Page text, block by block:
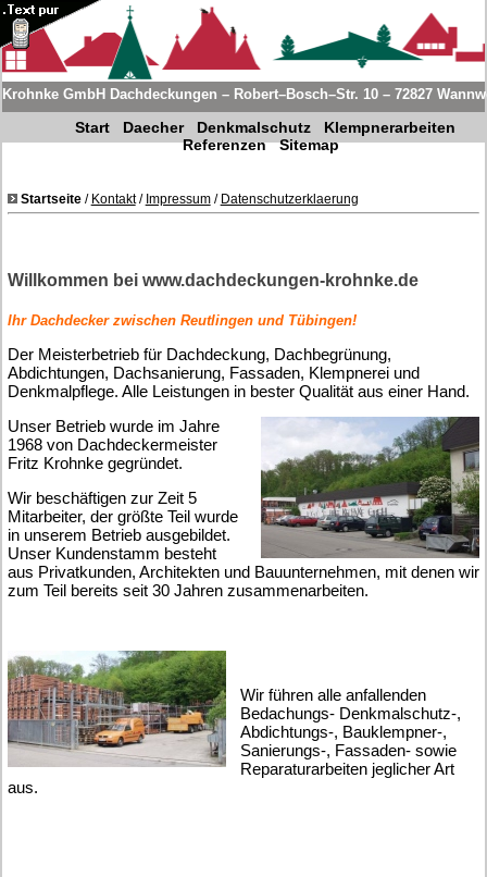
Krohnke GmbH Dachdeckungen – Robert–Bosch–Str. 10 – 72827
Start Daecher Denkmalschutz
Klempnerarbeiten
Referenzen
Sitemap
Startseite/ Kontakt/ Impressum/ Datenschutzerklaerung
Willkommen bei www.dachdeckungen-krohnke.de
Ihr Dachdecker zwischen Reutlingen und Tübingen!
Der Meisterbetrieb für Dachdeckung, Dachbegrünung,
Abdichtungen, Dachsanierung, Fassaden, Klempnerei und
Denkmalpflege. Alle Leistungen in bester Qualität aus einer Hand.
Unser Betrieb wurde im Jahre
1968 von Dachdeckermeister
Fritz Krohnke gegründet.
Wir beschäftigen zur Zeit 5
Mitarbeiter, der größte Teil wurde
in unserem Betrieb ausgebildet.
Unser Kundenstamm besteht
aus Privatkunden, Architekten und Bauunternehmen, mit denen wir
zum Teil bereits seit 30 Jahren zusammenarbeiten.
Wir führen alle anfallenden
Bedachungs- Denkmalschutz-,
Abdichtungs-, Bauklempner-,
Sanierungs-, Fassaden- sowie
Reparaturarbeiten jeglicher Art
aus.